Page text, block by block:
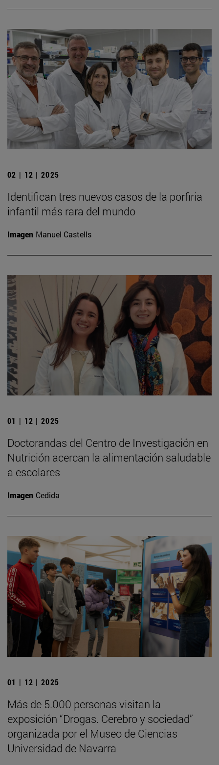
02 | 12 | 2025
Identifican tres nuevos casos de la porfiria
infantil más rara del mundo
Imagen Manuel Castells
01 | 12 | 2025
Doctorandas del Centro de Investigación en
Nutrición acercan la alimentación saludable
a escolares
Imagen Cedida
01 | 12 | 2025
Más de 5.000 personas visitan la
exposición “Drogas. Cerebro y sociedad”
organizada por el Museo de Ciencias
Universidad de Navarra